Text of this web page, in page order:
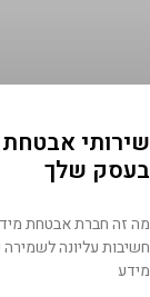
בעסק שלך
מה זה חברת אבטחת
חשיבות עליונה
מידע